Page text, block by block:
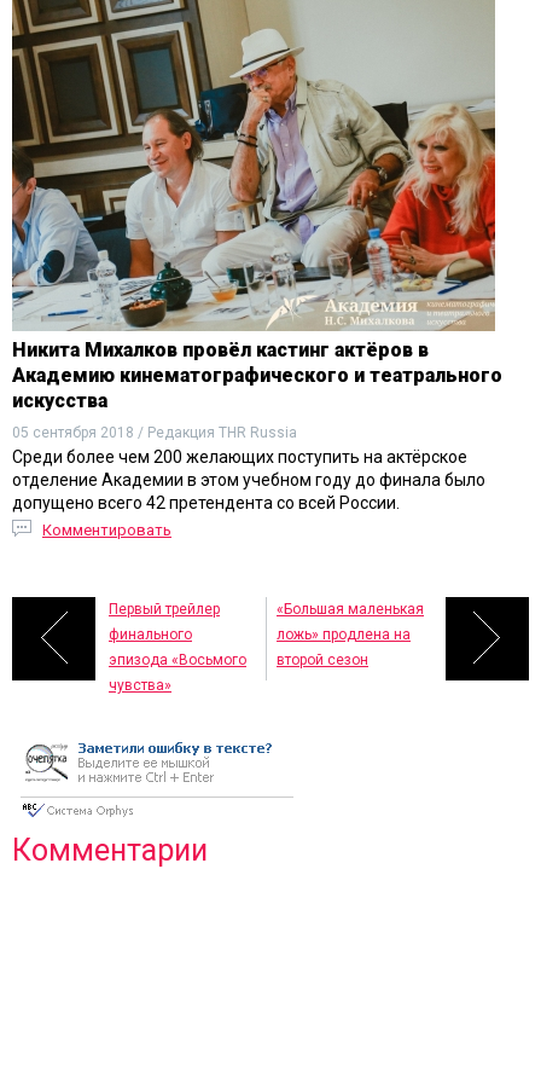
Никита Михалков провёл кастинг актёров в
Академию кинематографического и театрального
искусства
05 сентября 2018 / Редакция THR Russia
Среди более чем 200 желающих поступить на актёрское
отделение Академии в этом учебном году до финала было
допущено всего 42 претендента со всей России.
Комментировать
Первый трейлер
финального
эпизода «Восьмого
чувства»
«Большая маленькая
ложь» продлена на
второй сезон
Комментарии